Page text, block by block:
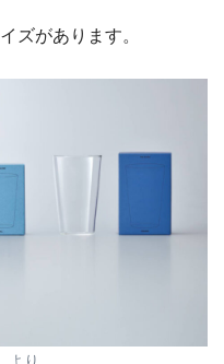
ズがあります。